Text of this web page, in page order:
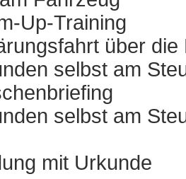
Up-Training
über
selbst am
selbst am
mit Urkunde